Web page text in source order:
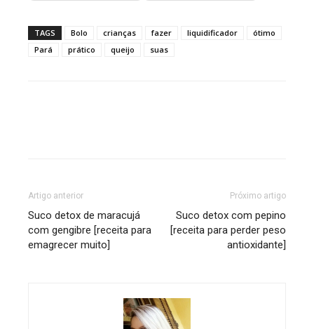
TAGS Bolo crianças fazer liquidificador
ótimo
Pará
prático queijo suas
Artigo anterior
Suco detox de maracujá
com gengibre [receita para
emagrecer muito]
Próximo artigo
Suco detox com pepino
[receita para perder peso
antioxidante]